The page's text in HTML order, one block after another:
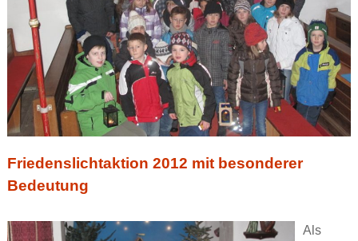
Friedenslichtaktion 2012 mit besonderer
Bedeutung
Als